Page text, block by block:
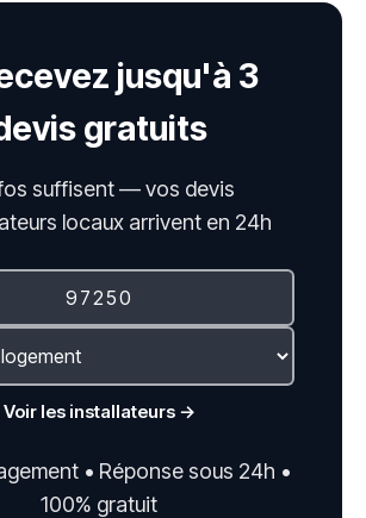
jusqu'à 3
gratuits
suffisent — vos devis
locaux arrivent en 24h
Voir les installateurs →
• Réponse sous 24h •
100% gratuit